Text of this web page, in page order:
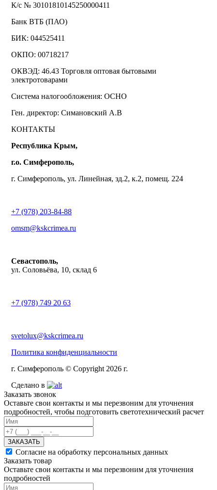
К/с № 30101810145250000411
Банк ВТБ (ПАО)
БИК: 044525411
ОКПО: 00718217
ОКВЭД: 46.43 Торговля оптовая бытовыми
электротоварами
Система налогообложения: ОСНО
Ген. директор: Симановский А.В
КОНТАКТЫ
Республика Крым,
г.о. Симферополь,
г. Симферополь, ул. Линейная, зд.2, к.2, помещ. 224
+7 (978) 203-84-88
omsm@kskcrimea.ru
Севастополь,
ул. Соловьёва, 10, склад 6
+7 (978) 749 20 63
svetolux@kskcrimea.ru
Политика конфиденциальности
г. Симферополь © Copyright 2026 г.
Сделано в
Заказать звонок
Оставьте свои контакты и мы перезвоним для уточнения
подробностей, чтобы подготовить светотехнический расчет
ЗАКАЗАТЬ
Согласие на обработку персональных данных
Заказать товар
Оставьте свои контакты и мы перезвоним для уточнения
подробностей